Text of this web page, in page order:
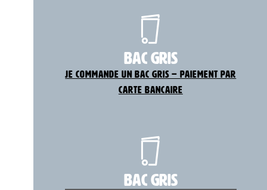
S
bac gris
S
bac gris
Je commande un bac gris – Paiement par
carte bancaire